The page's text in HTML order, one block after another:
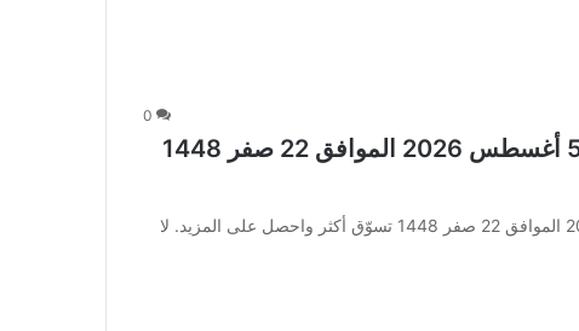
0
عروض أبراج هايبر ماركت الأسبوعية 5 أغسطس 2026 الموافق 22 صفر 1448
عروض أبراج هايبر ماركت الأسبوعية 5 أغسطس 2026 الموافق 22 صفر 1448 تسوّق أكثر واحصل على المزيد. لا